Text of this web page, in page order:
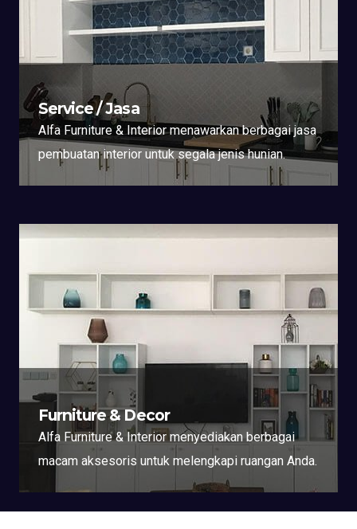
Service / Jasa
Alfa Furniture & Interior menawarkan berbagai jasa
pembuatan interior untuk segala jenis hunian.
Furniture & Decor
Alfa Furniture & Interior menyediakan berbagai
macam aksesoris untuk melengkapi ruangan Anda.